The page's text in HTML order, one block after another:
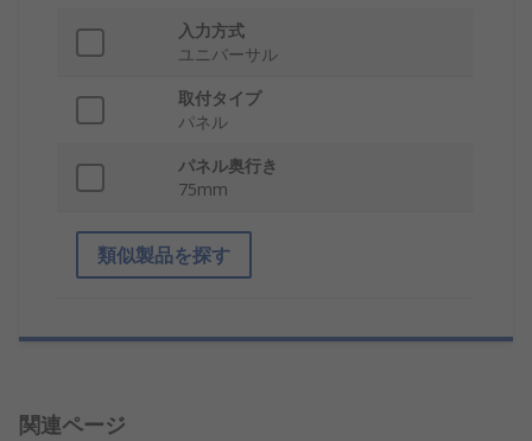
入力方式
ユニバーサル
取付タイプ
パネル
パネル奥行き
75mm
類似製品を探す
関連ページ